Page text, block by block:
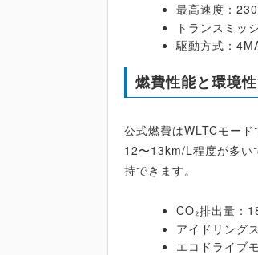
最高速度：
トランスミッ
駆動方式：
燃費性能と環境
公式燃費はWLTCモー
12〜13km/L程度が多い
持できます。
CO₂排出量：
アイドリング
エコドライブ